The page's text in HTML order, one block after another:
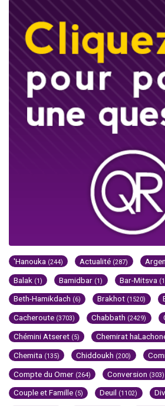
'Hanouka (244) Actualité (287)
Balak (1) Bamidbar (1) Bar-Mitsva
Beth-Hamikdach (6) Brakhot (1520)
Cacheroute (3703) Chabbath (2429)
Chémini Atseret (5) Chemirat
Chemita (135) Chiddoukh (200)
Compte du Omer (264) Conversion (303)
Couple et Famille (5) Deuil (1102)